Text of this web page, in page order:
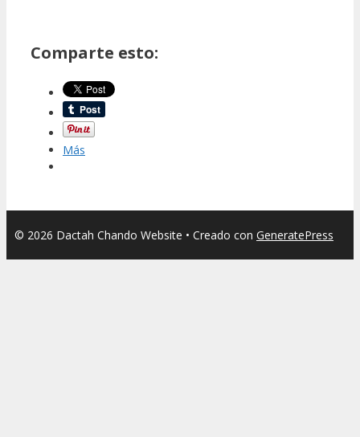
Comparte esto:
Más
© 2026 Dactah Chando Website • Creado con GeneratePress